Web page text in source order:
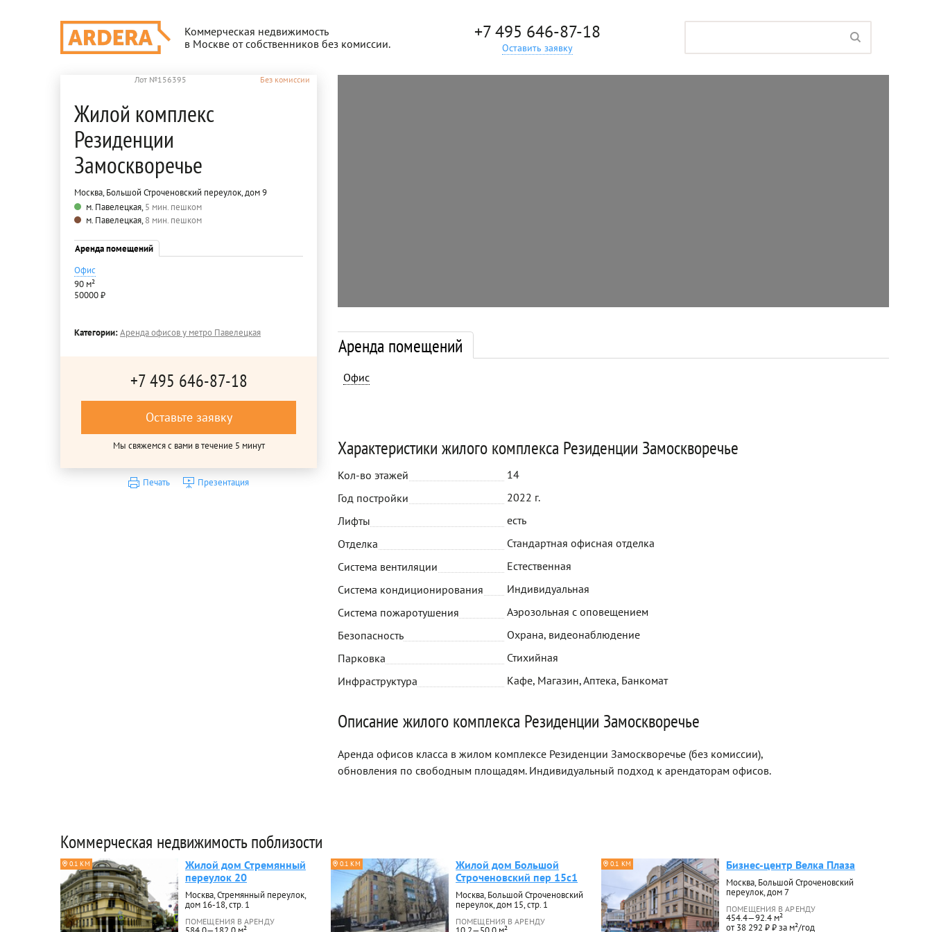
Коммерческая недвижимость
в Москве от собственников без комиссии.
+7 495 646-87-18
Оставить заявку
Лот №156395 Без комиссии
Жилой комплекс
Резиденции
Замоскворечье
Москва, Большой Строченовский переулок, дом 9
м. Павелецкая,5 мин. пешком
м. Павелецкая,8 мин. пешком
Аренда помещений
Офис
90 м²
50000 ₽
Категории:Аренда офисов у метро Павелецкая
+7 495 646-87-18
Оставьте заявку
Мы свяжемся с вами в течение 5 минут
Печать Презентация
Аренда помещений
Офис
Характеристики жилого комплекса Резиденции Замоскворечье
Кол-во этажей
14
Год постройки
2022 г.
Лифты
есть
Отделка
Стандартная офисная отделка
Система вентиляции
Естественная
Система кондиционирования
Индивидуальная
Система пожаротушения
Аэрозольная с оповещением
Безопасность
Охрана, видеонаблюдение
Парковка
Стихийная
Инфраструктура
Кафе, Магазин, Аптека, Банкомат
Описание жилого комплекса Резиденции Замоскворечье
Аренда офисов класса в жилом комплексе Резиденции Замоскворечье (без комиссии),
обновления по свободным площадям. Индивидуальный подход к арендаторам офисов.
Коммерческая недвижимость поблизости
0.1 КМ
Жилой дом Стремянный
переулок 20
Москва, Стремянный переулок,
дом 16-18, стр. 1
ПОМЕЩЕНИЯ В АРЕНДУ
0.1 КМ
Жилой дом Большой
Строченовский пер 15с1
Москва, Большой Строченовский
переулок, дом 15, стр. 1
ПОМЕЩЕНИЯ В АРЕНДУ
0.1 КМ Бизнес-центр Велка Плаза
Москва, Большой Строченовский
переулок, дом 7
ПОМЕЩЕНИЯ В АРЕНДУ
454.4—92.4 м²
от 38 292 ₽ ₽ за м²/год